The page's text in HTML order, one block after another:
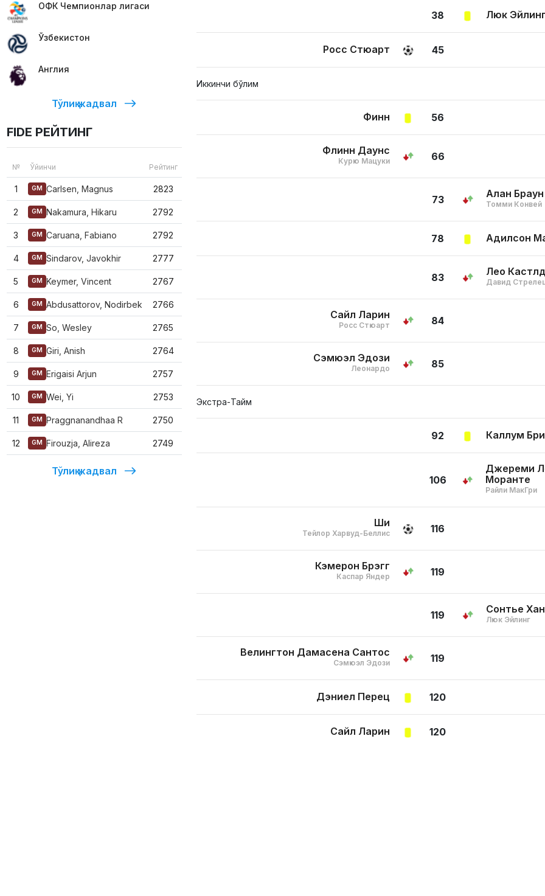
ОФК Чемпионлар лигаси
Ўзбекистон
Англия
Тўлиқ жадвал
FIDE РЕЙТИНГ
№ Ўйинчи Рейтинг
1 GM Carlsen, Magnus 2823
2 GM Nakamura, Hikaru 2792
3 GM Caruana, Fabiano 2792
4 GM Sindarov, Javokhir 2777
5 GM Keymer, Vincent 2767
6 GM Abdusattorov, Nodirbek 2766
7 GM So, Wesley 2765
8 GM Giri, Anish 2764
9 GM Erigaisi Arjun 2757
10 GM Wei, Yi 2753
11 GM Praggnanandhaa R 2750
12 GM Firouzja, Alireza 2749
Тўлиқ жадвал
38 Люк Эйлинг
45
Росс Стюарт
Иккинчи бўлим
56
Финн
66
Флинн Даунс
Курю Мацуки
73 Алан Браун
Томми Конвей
78 Адилсон
83 Лео
Давид
84
Сайл Ларин
Росс Стюарт
85
Сэмюэл Эдози
Леонардо
Экстра-Тайм
92 Каллум
106
Джереми
Моранте
Райли МакГри
116
Ши
Тейлор Харвуд-Беллис
119
Кэмерон Брэгг
Каспар Яндер
119 Сонтье
Люк Эйлинг
119
Велингтон Дамасена Сантос
Сэмюэл Эдози
120
Дэниел Перец
120
Сайл Ларин